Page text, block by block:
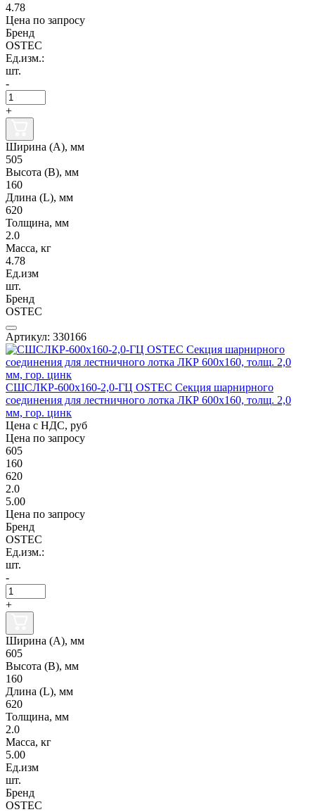
4.78
Цена по запросу
Бренд
OSTEC
Ед.изм.:
шт.
-
+
Ширина (А), мм
505
Высота (В), мм
160
Длина (L), мм
620
Толщина, мм
2.0
Масса, кг
4.78
Ед.изм
шт.
Бренд
OSTEC
Артикул: 330166
СШСЛКР-600х160-2,0-ГЦ OSTEC Секция шарнирного
соединения для лестничного лотка ЛКР 600х160, толщ. 2,0
мм, гор. цинк
Цена с НДС, руб
Цена по запросу
605
160
620
2.0
5.00
Цена по запросу
Бренд
OSTEC
Ед.изм.:
шт.
-
+
Ширина (А), мм
605
Высота (В), мм
160
Длина (L), мм
620
Толщина, мм
2.0
Масса, кг
5.00
Ед.изм
шт.
Бренд
OSTEC